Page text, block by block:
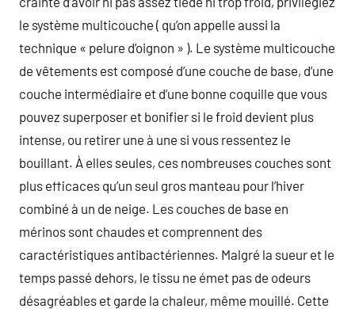
le système multicouche ( qu’on appelle aussi la
technique « pelure d’oignon » ). Le système multicouche
de vêtements est composé d’une couche de base, d’une
couche intermédiaire et d’une bonne coquille que vous
pouvez superposer et bonifier si le froid devient plus
intense, ou retirer une à une si vous ressentez le
bouillant. À elles seules, ces nombreuses couches sont
plus efficaces qu’un seul gros manteau pour l’hiver
combiné à un de neige. Les couches de base en
mérinos sont chaudes et comprennent des
caractéristiques antibactériennes. Malgré la sueur et le
temps passé dehors, le tissu ne émet pas de odeurs
désagréables et garde la chaleur, même mouillé. Cette